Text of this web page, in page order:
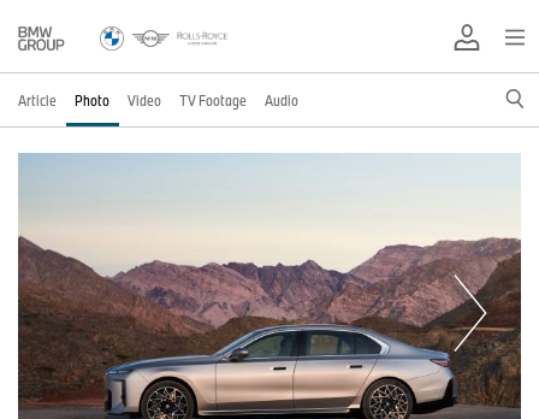
Article Photo Video TV Footage Audio